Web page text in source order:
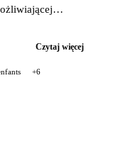
Czytaj więcej
+6